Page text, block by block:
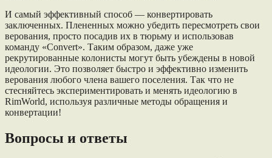
И самый эффективный способ — конвертировать
заключенных. Плененных можно убедить пересмотреть свои
верования, просто посадив их в тюрьму и использовав
команду «Convert». Таким образом, даже уже
рекрутированные колонисты могут быть убеждены в новой
идеологии. Это позволяет быстро и эффективно изменить
верования любого члена вашего поселения. Так что не
стесняйтесь экспериментировать и менять идеологию в
RimWorld, используя различные методы обращения и
конвертации!
Вопросы и ответы